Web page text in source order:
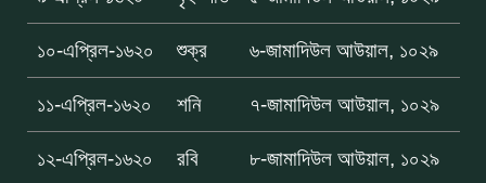
১০-এপ্রিল-১৬২০ শুক্র ৬-জামাদিউল আউয়াল, ১০২৯
১১-এপ্রিল-১৬২০ শনি ৭-জামাদিউল আউয়াল, ১০২৯
১২-এপ্রিল-১৬২০ রবি ৮-জামাদিউল আউয়াল, ১০২৯